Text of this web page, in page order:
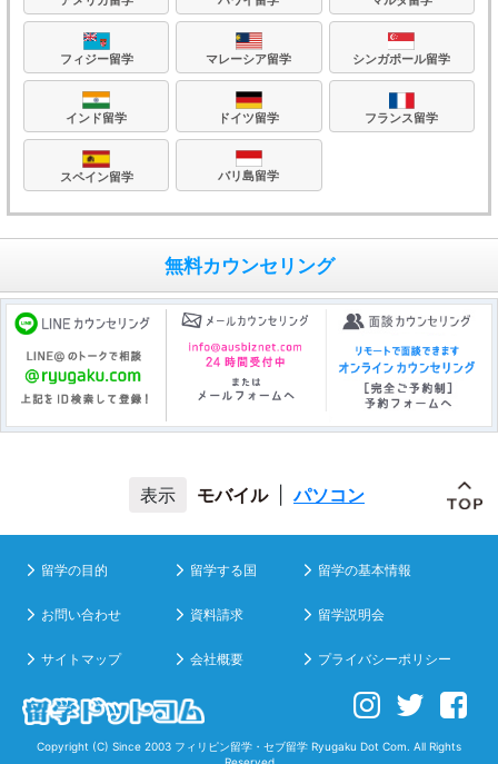
フィジー留学 マレーシア留学 シンガポール留学
インド留学 ドイツ留学 フランス留学
スペイン留学 バリ島留学
無料カウンセリング
モバイル パソコン
留学の目的 留学する国 留学の基本情報
お問い合わせ 資料請求 留学説明会
サイトマップ 会社概要 プライバシーポリシー
Copyright (C) Since 2003 フィリピン留学・セブ留学 Ryugaku Dot Com. All Rights